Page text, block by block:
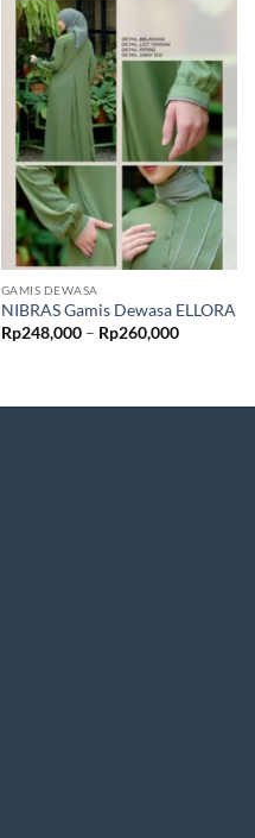
GAMIS DEWASA
NIBRAS Gamis Dewasa ELLORA
Rp248,000 – Rp260,000Rentang